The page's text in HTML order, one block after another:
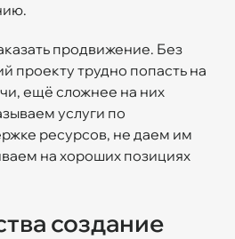
продвижение. Без
проекту трудно попасть на
ещё сложнее на них
услуги по
ресурсов, не даем им
на хороших позициях
создание